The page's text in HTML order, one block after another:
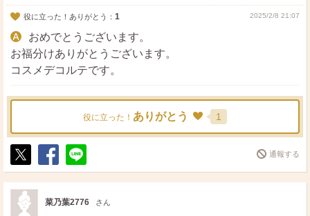
役に立った！ありがとう： 1 2025/2/8 21:07
おめでとうございます。
お福分けありがとうございます。
コスメデコルテです。
役に立った！ ありがとう 1
ポ
ス
ト
シ
ェ
送
る
通報する
菜乃葉2776 さん